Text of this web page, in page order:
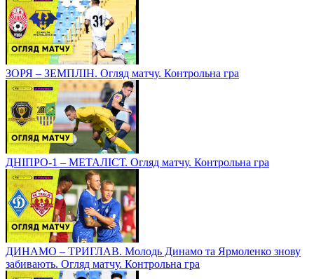
ЗОРЯ – ЗЕМПЛІН. Огляд матчу. Контрольна гра
ДНІПРО-1 – МЕТАЛІСТ. Огляд матчу. Контрольна гра
ДИНАМО – ТРИГЛАВ. Молодь Динамо та Ярмоленко знову
забивають. Огляд матчу. Контрольна гра